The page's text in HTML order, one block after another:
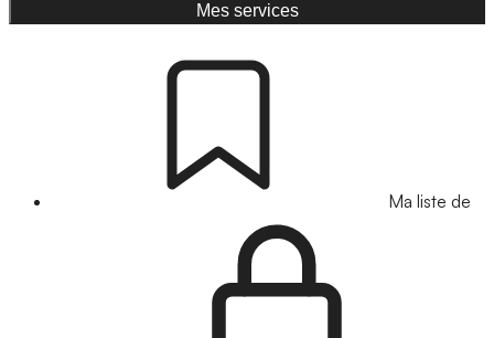
Mes services
Ma liste de